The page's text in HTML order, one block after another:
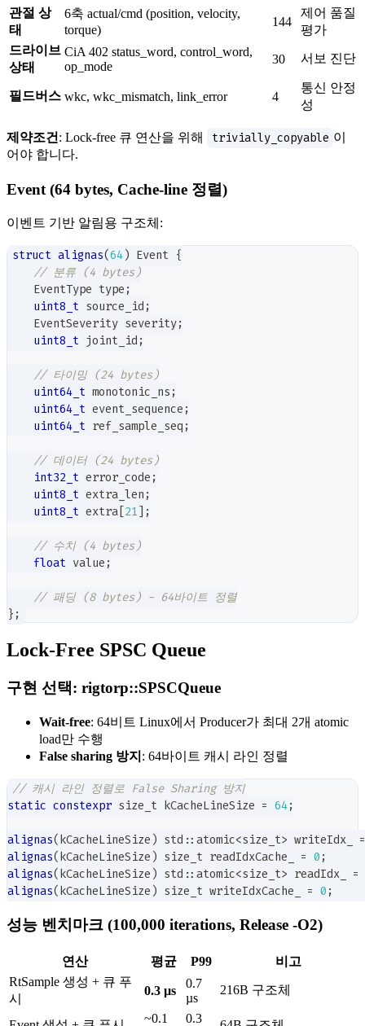
관절 상
태
6축 actual/cmd (position, velocity,
torque)
144
제어 품질
평가
드라이브
상태
CiA 402 status_word, control_word,
op_mode
30 서보 진단
필드버스 wkc, wkc_mismatch, link_error 4
통신 안정
성
제약조건 : Lock-free 큐 연산을 위해 trivially_copyable 이
어야 합니다.
Event (64 bytes, Cache-line 정렬)
이벤트 기반 알림용 구조체:
struct alignas(64) Event {
// 분류 (4 bytes)
    EventType type
;
uint8_t source_id ;
    EventSeverity severity
;
uint8_t joint_id ;
// 타이밍 (24 bytes)
uint64_t monotonic_ns ;
uint64_t event_sequence ;
uint64_t ref_sample_seq ;
// 데이터 (24 bytes)
int32_t error_code ;
uint8_t extra_len ;
uint8_t extra 21 ;
// 수치 (4 bytes)
float value ;
// 패딩 (8 bytes) - 64바이트 정렬
} ;
Lock-Free SPSC Queue
구현 선택: rigtorp::SPSCQueue
Wait-free: 64비트 Linux에서 Producer가 최대 2개 atomic
load만 수행
False sharing 방지 : 64바이트 캐시 라인 정렬
// 캐시 라인 정렬로 False Sharing 방지
static constexpr size_t kCacheLineSize = 64;
alignas(kCacheLineSize ) std :: atomic<size_t> writeIdx_ =
alignas(kCacheLineSize ) size_t readIdxCache_ = 0 ;
alignas(kCacheLineSize ) std :: atomic<size_t> readIdx_ =
alignas(kCacheLineSize ) size_t writeIdxCache_ = 0 ;
성능 벤치마크 (100,000 iterations, Release -O2)
연산 평균 P99
비고
RtSample 생성 + 큐 푸
시
0.3 µs
0.7
µs
216B 구조체
~0.1
0.3